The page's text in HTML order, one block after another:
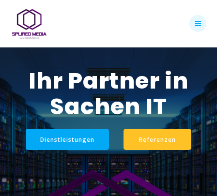
Ihr Partner in
Sachen IT
Dienstleistungen Referenzen